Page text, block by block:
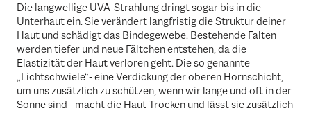
Die langwellige UVA-Strahlung dringt sogar bis in die
Unterhaut ein. Sie verändert langfristig die Struktur deiner
Haut und schädigt das Bindegewebe. Bestehende Falten
werden tiefer und neue Fältchen entstehen, da die
Elastizität der Haut verloren geht. Die so genannte
„Lichtschwiele“- eine Verdickung der oberen Hornschicht,
um uns zusätzlich zu schützen, wenn wir lange und oft in der
Sonne sind - macht die Haut Trocken und lässt sie zusätzlich